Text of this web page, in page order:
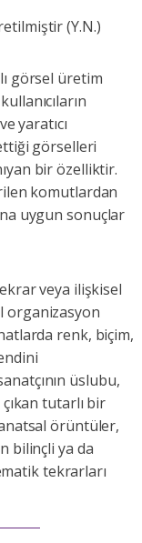
(Y.N.)
görsel üretim
yaratıcı
görselleri
bir özelliktir.
komutlardan
uygun sonuçlar
veya ilişkisel
organizasyon
renk, biçim,
üslubu,
tutarlı bir
örüntüler,
bilinçli ya da
tekrarları